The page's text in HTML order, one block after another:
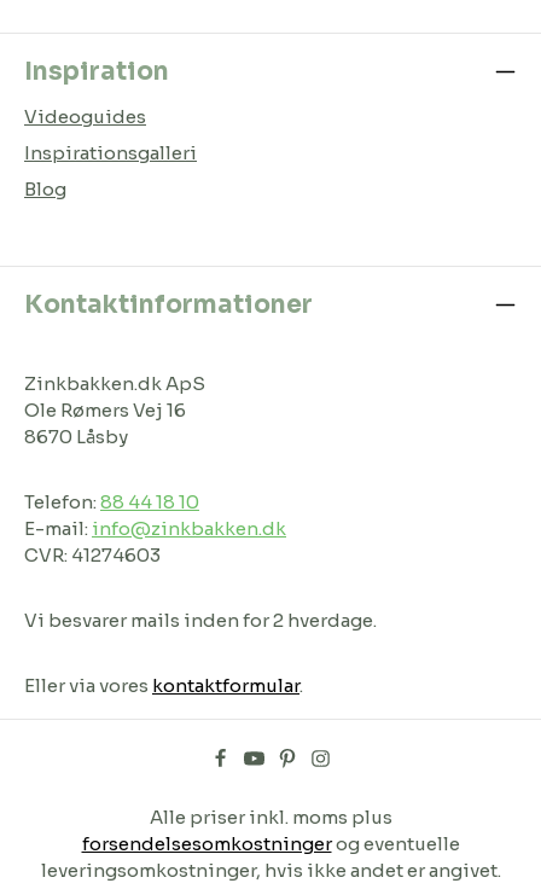
Inspiration
Videoguides
Inspirationsgalleri
Blog
Kontaktinformationer
Zinkbakken.dk ApS
Ole Rømers Vej 16
8670 Låsby
Telefon: 88 44 18 10
E-mail: info@zinkbakken.dk
CVR: 41274603
Vi besvarer mails inden for 2 hverdage.
Eller via vores kontaktformular.
Alle priser inkl. moms plus
forsendelsesomkostningerog eventuelle
leveringsomkostninger, hvis ikke andet er angivet.